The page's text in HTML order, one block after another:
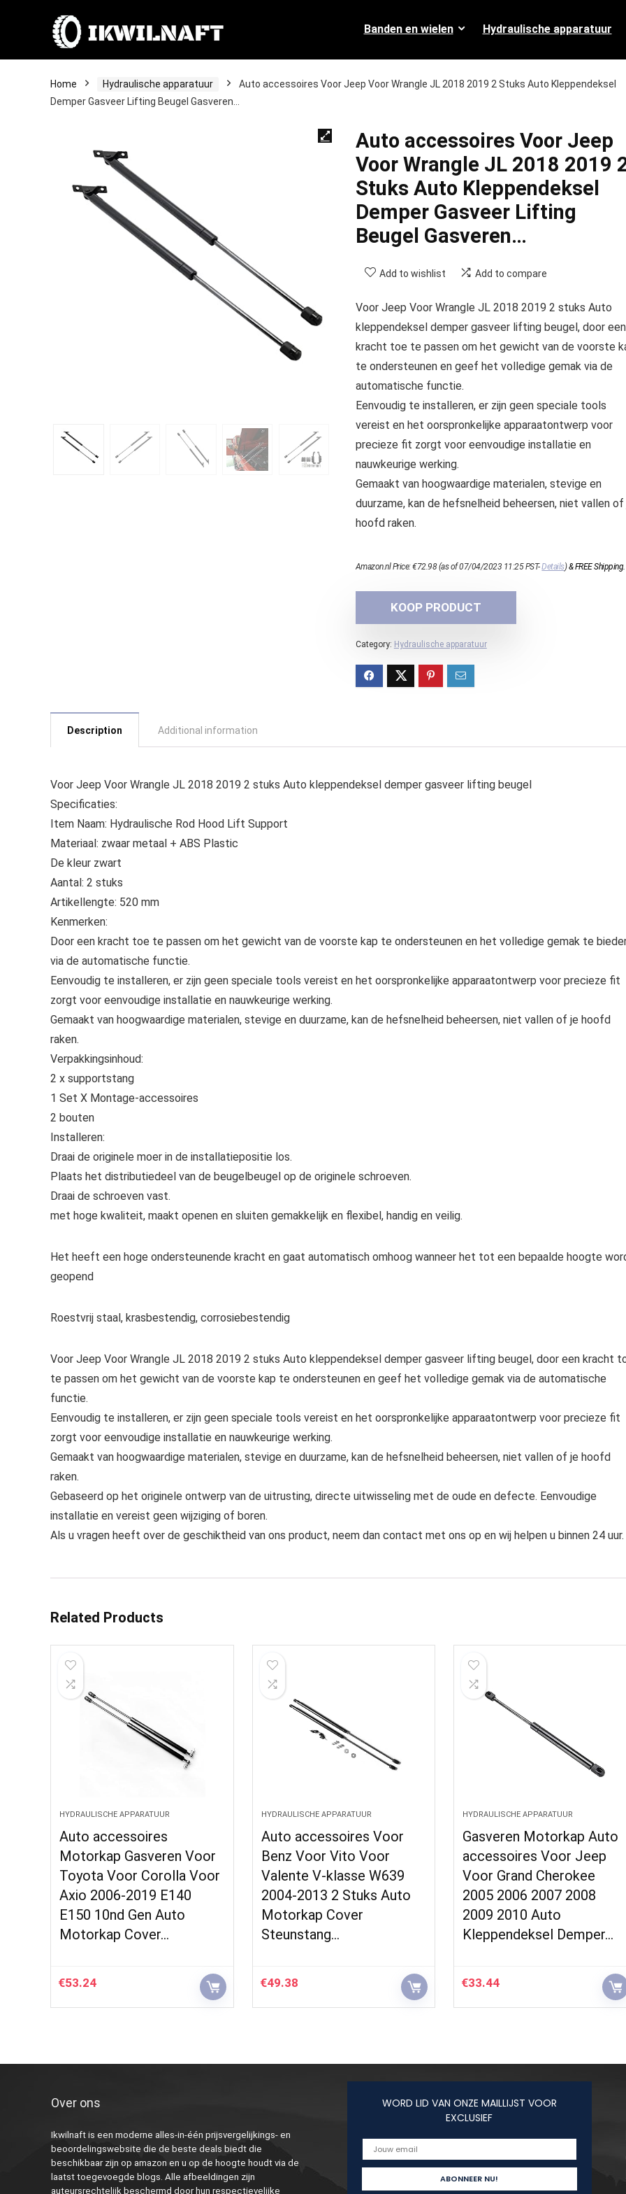
Banden en wielen Hydraulische apparatuur
Home Hydraulische apparatuur
Auto accessoires Voor Jeep Voor Wrangle JL 2018 2019 2 Stuks Auto Kleppendeksel
Demper Gasveer Lifting Beugel Gasveren…
Auto accessoires Voor Jeep
Voor Wrangle JL 2018 2019
Stuks Auto Kleppendeksel
Demper Gasveer Lifting
Beugel Gasveren…
Add to wishlist Add to compare
Voor Jeep Voor Wrangle JL 2018 2019 2 stuks Auto
kleppendeksel demper gasveer lifting beugel, door een
kracht toe te passen om het gewicht van de voorste
te ondersteunen en geef het volledige gemak via de
automatische functie.
Eenvoudig te installeren, er zijn geen speciale tools
vereist en het oorspronkelijke apparaatontwerp voor
precieze fit zorgt voor eenvoudige installatie en
nauwkeurige werking.
Gemaakt van hoogwaardige materialen, stevige en
duurzame, kan de hefsnelheid beheersen, niet vallen of
hoofd raken.
Amazon.nl Price:€72.98(as of 07/04/2023 11:25 PST-Details)&FREE Shipping.
KOOP PRODUCT
Category: Hydraulische apparatuur
Description Additional information
Voor Jeep Voor Wrangle JL 2018 2019 2 stuks Auto kleppendeksel demper gasveer lifting beugel
Specificaties:
Item Naam: Hydraulische Rod Hood Lift Support
Materiaal: zwaar metaal + ABS Plastic
De kleur zwart
Aantal: 2 stuks
Artikellengte: 520 mm
Kenmerken:
Door een kracht toe te passen om het gewicht van de voorste kap te ondersteunen en het volledige gemak te
via de automatische functie.
Eenvoudig te installeren, er zijn geen speciale tools vereist en het oorspronkelijke apparaatontwerp voor precieze fit
zorgt voor eenvoudige installatie en nauwkeurige werking.
Gemaakt van hoogwaardige materialen, stevige en duurzame, kan de hefsnelheid beheersen, niet vallen of je hoofd
raken.
Verpakkingsinhoud:
2 x supportstang
1 Set X Montage-accessoires
2 bouten
Installeren:
Draai de originele moer in de installatiepositie los.
Plaats het distributiedeel van de beugelbeugel op de originele schroeven.
Draai de schroeven vast.
met hoge kwaliteit, maakt openen en sluiten gemakkelijk en flexibel, handig en veilig.
Het heeft een hoge ondersteunende kracht en gaat automatisch omhoog wanneer het tot een bepaalde hoogte
geopend
Roestvrij staal, krasbestendig, corrosiebestendig
Voor Jeep Voor Wrangle JL 2018 2019 2 stuks Auto kleppendeksel demper gasveer lifting beugel, door een kracht
te passen om het gewicht van de voorste kap te ondersteunen en geef het volledige gemak via de automatische
functie.
Eenvoudig te installeren, er zijn geen speciale tools vereist en het oorspronkelijke apparaatontwerp voor precieze fit
zorgt voor eenvoudige installatie en nauwkeurige werking.
Gemaakt van hoogwaardige materialen, stevige en duurzame, kan de hefsnelheid beheersen, niet vallen of je hoofd
raken.
Gebaseerd op het originele ontwerp van de uitrusting, directe uitwisseling met de oude en defecte. Eenvoudige
installatie en vereist geen wijziging of boren.
Als u vragen heeft over de geschiktheid van ons product, neem dan contact met ons op en wij helpen u binnen 24 uur.
Related Products
HYDRAULISCHE APPARATUUR
Auto accessoires
Motorkap Gasveren Voor
Toyota Voor Corolla Voor
Axio 2006-2019 E140
E150 10nd Gen Auto
Motorkap Cover…
€53.24
HYDRAULISCHE APPARATUUR
Auto accessoires Voor
Benz Voor Vito Voor
Valente V-klasse W639
2004-2013 2 Stuks Auto
Motorkap Cover
Steunstang…
€49.38
HYDRAULISCHE APPARATUUR
Gasveren Motorkap Auto
accessoires Voor Jeep
Voor Grand Cherokee
2005 2006 2007 2008
2009 2010 Auto
Kleppendeksel Demper…
€33.44
Over ons
Ikwilnaft is een moderne alles-in-één prijsvergelijkings- en
beoordelingswebsite die de beste deals biedt die
beschikbaar zijn op amazon en u op de hoogte houdt via de
laatst toegevoegde blogs. Alle afbeeldingen zijn
auteursrechtelijk beschermd door hun respectievelijke
WORD LID VAN ONZE MAILLIJST VOOR
EXCLUSIEF